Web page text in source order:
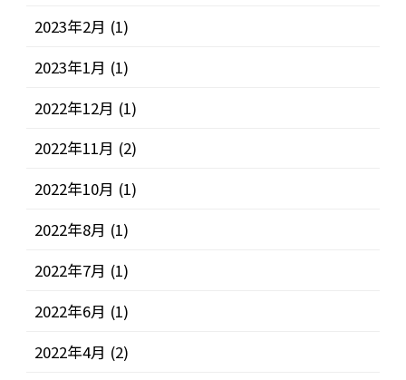
2023年2月 (1)
2023年1月 (1)
2022年12月 (1)
2022年11月 (2)
2022年10月 (1)
2022年8月 (1)
2022年7月 (1)
2022年6月 (1)
2022年4月 (2)